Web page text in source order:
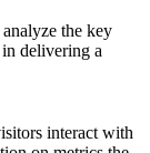
the key
delivering a
interact with